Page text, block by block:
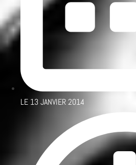
LE 13 JANVIER 2014